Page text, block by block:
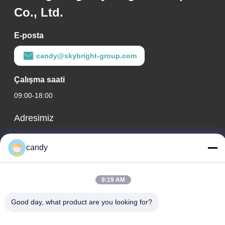
Co., Ltd.
E-posta
candy@skybright-group.com
Çalışma saati
09:00-18:00
Adresimiz
RM. 1601-1603, 1606-1608, 1610, NO. 21 JIHUA 5. YOLU,
ZUMIAO CADDESİ, CHANCHENG İLÇESİ, FOSHAN,
RM. 1601-1603, 1606-1608, 1610, NO. 21 JIHUA 5. YOLU,
candy
9:19 AM
Good day, what product are you looking for?